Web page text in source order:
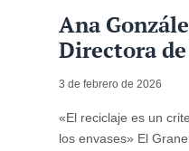
Ana
Directora
3 de febrero de 2026
«El reciclaje es un
los envases» El